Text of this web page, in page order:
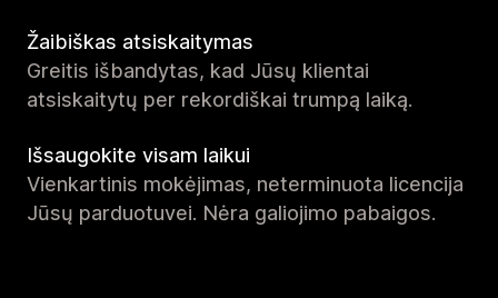
Žaibiškas atsiskaitymas
Greitis išbandytas, kad Jūsų klientai
atsiskaitytų per rekordiškai trumpą laiką.
Išsaugokite visam laikui
Vienkartinis mokėjimas, neterminuota licencija
Jūsų parduotuvei. Nėra galiojimo pabaigos.